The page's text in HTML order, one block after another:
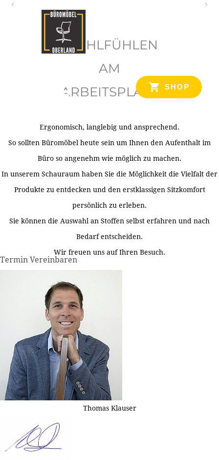
SHOP
WOHLFÜHLEN
AM
ARBEITSPLATZ
Ergonomisch, langlebig und ansprechend.
So sollten Büromöbel heute sein um Ihnen den Aufenthalt im
Büro so angenehm wie möglich zu machen.
In unserem Schauraum haben Sie die Möglichkeit die Vielfalt der
Produkte zu entdecken und den erstklassigen Sitzkomfort
persönlich zu erleben.
Sie können die Auswahl an Stoffen selbst erfahren und nach
Bedarf entscheiden.
Wir freuen uns auf Ihren Besuch.
Termin Vereinbaren
Thomas Klauser